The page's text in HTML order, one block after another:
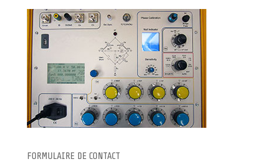
FORMULAIRE DE CONTACT